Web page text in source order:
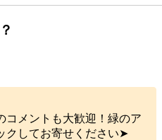
コメントも大歓迎！緑のア
クしてお寄せください➤